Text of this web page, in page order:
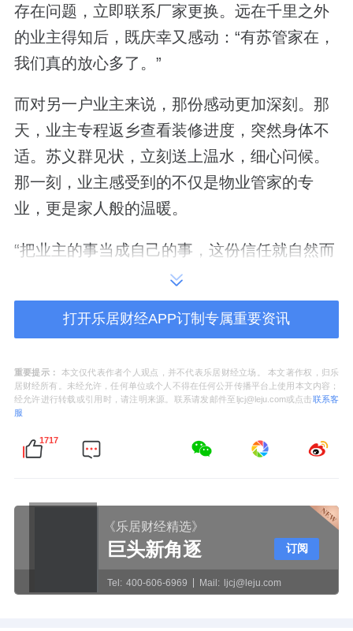
存在问题，立即联系厂家更换。远在千里之外
的业主得知后，既庆幸又感动：“有苏管家在，
我们真的放心多了。”
而对另一户业主来说，那份感动更加深刻。那
天，业主专程返乡查看装修进度，突然身体不
适。苏义群见状，立刻送上温水，细心问候。
那一刻，业主感受到的不仅是物业管家的专
业，更是家人般的温暖。
“把业主的事当成自己的事，这份信任就自然而
然地建立了。”苏义群微笑着说。
执着，在尽职尽责中闪光
动容的故事。
当作垃圾丢弃，发现后焦急万分地求助苏义
犹豫，立即前往垃圾堆放点。
时值盛夏，高温下的垃圾堆散发着难闻的气
味，但她毫不在意，一袋一袋地翻找，一小时
又一小时地坚持。从白天到黑夜，连续十余小
打开乐居财经APP订制专属重要资讯
重要提示：
本文仅代表作者个人观点，并不代表乐居财经立场。 本文著作权，归乐
居财经所有。未经允许，任何单位或个人不得在任何公开传播平台上使用本文内容；
经允许进行转载或引用时，请注明来源。联系请发邮件至ljcj@leju.com或点击联系客
服
1717
《乐居财经精选》
巨头新角逐
Tel: 400-606-6969 Mail: ljcj@leju.com
订阅